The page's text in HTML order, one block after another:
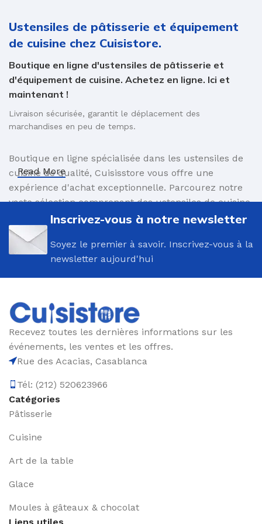
Ustensiles de pâtisserie et équipement
de cuisine chez Cuisistore.
Boutique en ligne d'ustensiles de pâtisserie et
d'équipement de cuisine. Achetez en ligne. Ici et
maintenant !
Livraison sécurisée, garantit le déplacement des
marchandises en peu de temps.
Boutique en ligne spécialisée dans les ustensiles de
cuisine de qualité, Cuisisstore vous offre une
expérience d'achat exceptionnelle. Parcourez notre
vaste sélection comprenant des ustensiles de cuisine
innovants et des accessoires élégants, conçus pour
faciliter vos préparations culinaires. Commandez en
toute simplicité et profitez d'une livraison sûre,
assurant le transport rapide de vos produits
directement à votre porte. Avec Cuisisstore,
fiables et haut de gamme, le tout à portée de clic.
Read More
Inscrivez-vous à notre newsletter
Soyez le premier à savoir. Inscrivez-vous à la
newsletter aujourd'hui
Recevez toutes les dernières informations sur les
événements, les ventes et les offres.
Rue des Acacias, Casablanca
Tél: (212) 520623966
Catégories
Pâtisserie
Cuisine
Art de la table
Glace
Moules à gâteaux & chocolat